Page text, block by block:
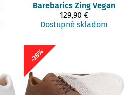
Barebarics Zing Vegan
129,90 €
Dostupné skladom
-38%